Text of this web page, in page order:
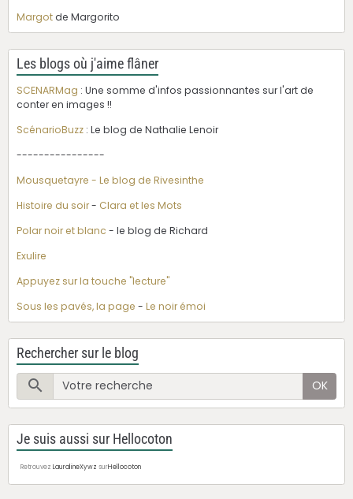
Margotde Margorito
Les blogs où j'aime flâner
SCENARMag : Une somme d'infos passionnantes sur l'art de
conter en images !!
ScénarioBuzz : Le blog de Nathalie Lenoir
----------------
Mousquetayre - Le blog de Rivesinthe
Histoire du soir- Clara et les Mots
Polar noir et blanc - le blog de Richard
Exulire
Appuyez sur la touche "lecture"
Sous les pavés, la page - Le noir émoi
Rechercher sur le blog
OK
Je suis aussi sur Hellocoton
Retrouvez LauralineXywz surHellocoton